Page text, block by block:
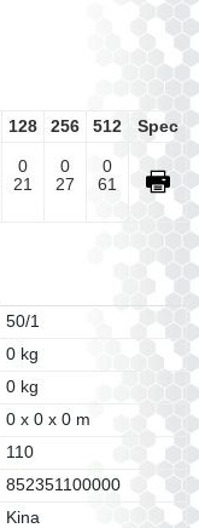
128 256 512 Spec
0
21
0
27
0
61
50/1
0 kg
0 kg
0 x 0 x 0 m
110
852351100000
Kina